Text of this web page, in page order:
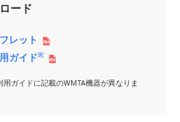
ード
レット
ガイド※
ガイドに記載のWMTA機器が異なりま